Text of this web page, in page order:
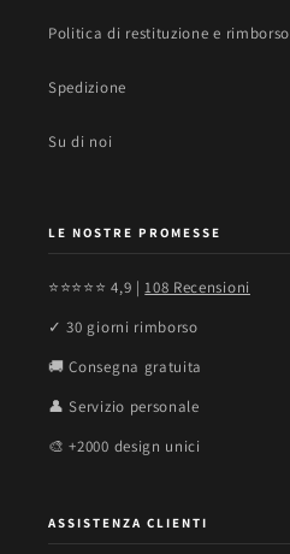
Politica di restituzione e rimborso
Spedizione
Su di noi
LE NOSTRE PROMESSE
⭐⭐⭐⭐⭐ 4,9 |108 Recensioni
✓ 30 giorni rimborso
🚚 Consegna gratuita
👤 Servizio personale
🎨 +2000 design unici
ASSISTENZA CLIENTI